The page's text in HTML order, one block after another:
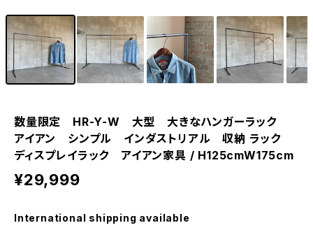
数量限定 HR-Y-W 大型 大きなハンガーラック
アイアン シンプル インダストリアル 収納 ラック
ディスプレイラック アイアン家具 / H125cmW175cm
¥29,999
International shipping available